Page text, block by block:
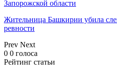
Запорожской области
Жительница Башкирии убила
ревности
Prev Next
0 0 голоса
Рейтинг статьи